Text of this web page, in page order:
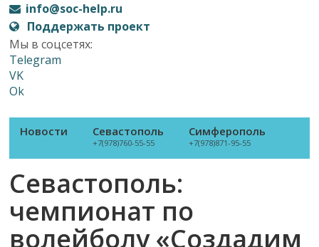
info@soc-help.ru
Поддержать проект
Мы в соцсетях:
Telegram
VK
Ok
Новости Севастополь
+7(978)760-55-55
Симферополь
+7(978)871-95-55
Севастополь:
чемпионат по
волейболу «Создадим